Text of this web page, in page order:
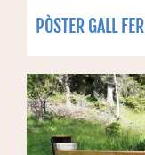
PÒSTER GALL FER